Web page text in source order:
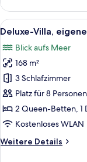
Suite,
eigener
Pool,
Alle
Fotos
für
Deluxe-
Villa,
eigener
Pool,
Meerblick
17
Deluxe-Villa,
Blick aufs Meer
168 m²
3 Schlafzimmer
Platz für 8 Personen
2 Queen-Betten, 1
Kostenloses WLAN
Weitere Details
Weitere